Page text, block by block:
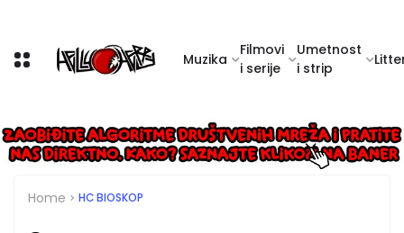
Muzika
Filmovi
i serije
Umetnost
i strip
Home HC BIOSKOP